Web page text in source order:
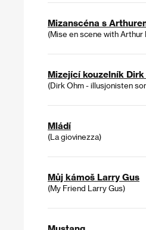
Mizanscéna s
(Mise en scene with Arthur
Mizející kouzelník Dirk
(Dirk Ohm - illusjonisten
Mládí
(La giovinezza)
Můj kámoš Larry Gus
(My Friend Larry Gus)